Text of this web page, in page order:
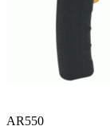
AR550